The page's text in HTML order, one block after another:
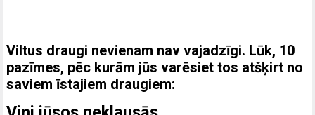
Viltus draugi nevienam nav vajadzīgi. Lūk, 10
pazīmes, pēc kurām jūs varēsiet tos atšķirt no
saviem īstajiem draugiem: